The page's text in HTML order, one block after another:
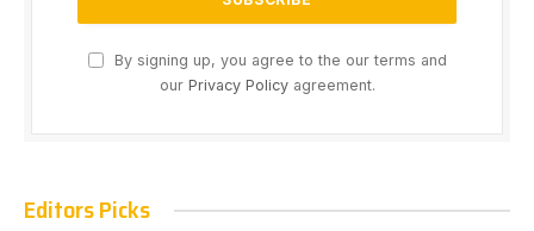
By signing up, you agree to the our terms and
our Privacy Policyagreement.
Editors Picks